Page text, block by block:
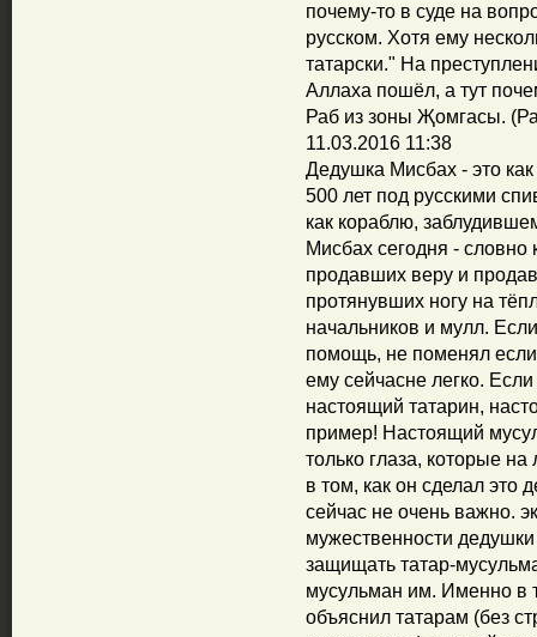
почему-то в суде на
русском. Хотя ему
татарски." На
Аллаха пошёл, а тут
Раб из зоны Җомгасы.
11.03.2016 11:38
Дедушка Мисбах - это
500 лет под русскими
как кораблю,
Мисбах сегодня -
продавших веру и
протянувших ногу на
начальников и мулл.
помощь, не поменял
ему сейчасне легко.
настоящий татарин,
пример! Настоящий
только глаза, которые
в том, как он сделал это
сейчас не очень важно.
мужественности
защищать татар-
мусульман им. Именно в
объяснил татарам (без